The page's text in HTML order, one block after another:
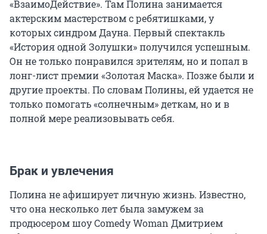
«ВзаимоДействие». Там Полина занимается
актерским мастерством с ребятишками, у
которых синдром Дауна. Первый спектакль
«История одной Золушки» получился успешным.
Он не только понравился зрителям, но и попал в
лонг-лист премии «Золотая Маска». Позже были и
другие проекты. По словам Полины, ей удается не
только помогать «солнечным» деткам, но и в
полной мере реализовывать себя.
Брак и увлечения
Полина не афиширует личную жизнь. Известно,
что она несколько лет была замужем за
продюсером шоу Comedy Woman Дмитрием